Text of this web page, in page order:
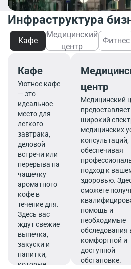
Инфраструктура
Кафе
Медицинский
центр
Фитнес
Кафе
Уютное кафе
— это
идеальное
место для
легкого
завтрака,
деловой
встречи или
перерыва на
чашечку
ароматного
кофе в
течение дня.
Здесь вас
ждут свежие
выпечка,
закуски и
напитки,
которые
центр
Медицинский
предоставляет
широкий
медицинских
консультаций,
обеспечивая
подход к
здоровью.
сможете
помощь и
необходимые
обследования
комфортной и
доступной
обстановке.